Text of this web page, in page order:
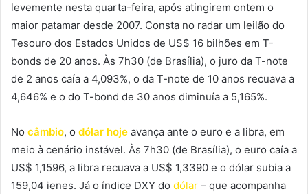
levemente nesta quarta-feira, após atingirem ontem o
maior patamar desde 2007. Consta no radar um leilão do
Tesouro dos Estados Unidos de US$ 16 bilhões em T-
bonds de 20 anos. Às 7h30 (de Brasília), o juro da T-note
de 2 anos caía a 4,093%, o da T-note de 10 anos recuava a
4,646% e o do T-bond de 30 anos diminuía a 5,165%.
No câmbio, o dólar hoje avança ante o euro e a libra, em
meio à cenário instável. Às 7h30 (de Brasília), o euro caía a
US$ 1,1596, a libra recuava a US$ 1,3390 e o dólar subia a
159,04 ienes. Já o índice DXY do dólar – que acompanha